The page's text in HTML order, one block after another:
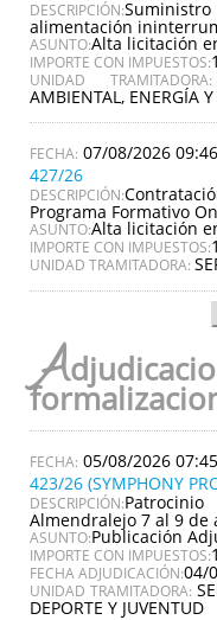
DESCRIPCIÓN:
alimentación
ASUNTO:Alta licitación
IMPORTE CON IMPUESTOS:
UNIDAD
AMBIENTAL, ENERGÍA
07/08/2026 09:46
427/26
DESCRIPCIÓN:
Programa Formativo
ASUNTO:Alta licitación
IMPORTE CON IMPUESTOS:
UNIDAD TRAMITADORA:
A
05/08/2026 07:45
423/26 (SYMPHONY
DESCRIPCIÓN:
Almendralejo 7 al 9 de
ASUNTO:Publicación
IMPORTE CON IMPUESTOS:
FECHA ADJUDICACIÓN:04/
UNIDAD TRAMITADORA:
DEPORTE Y JUVENTUD